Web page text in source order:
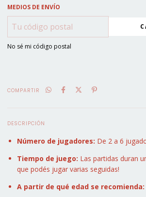
MEDIOS DE ENVÍO
No sé mi código postal
COMPARTIR
DESCRIPCIÓN
Número de jugadores: De 2 a 6
Tiempo de juego: Las partidas duran
que podés jugar varias seguidas!
A partir de qué edad se recomienda: